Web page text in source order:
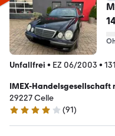
Unfallfrei • EZ 06/2003 •
IMEX-Handelsgesellschaft
29227 Celle
4.1 Sterne
(91)